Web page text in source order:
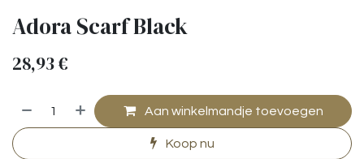
Adora Scarf Black
28,93€
Aan winkelmandje toevoegen
Koop nu